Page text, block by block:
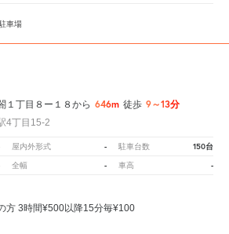
車場
１丁目８ー１８から 646m 徒歩 9～13分
4丁目15-2
屋内外形式 - 駐車台数 150台
全幅 - 車高 -
方 3時間¥500以降15分毎¥100